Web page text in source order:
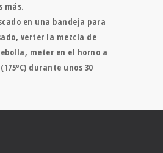
más.
en una bandeja para
verter la mezcla de
meter en el horno a
durante unos 30